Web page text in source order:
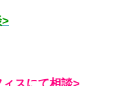
スにて相談>